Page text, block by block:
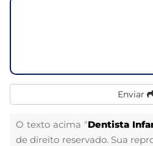
Enviar
O texto acima "Dentista
de direito reservado. Sua